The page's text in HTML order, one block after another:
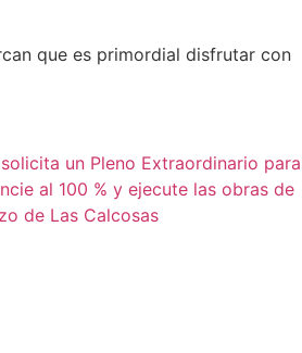
que es primordial disfrutar con
un Pleno Extraordinario para
al 100 % y ejecute las obras de
de Las Calcosas